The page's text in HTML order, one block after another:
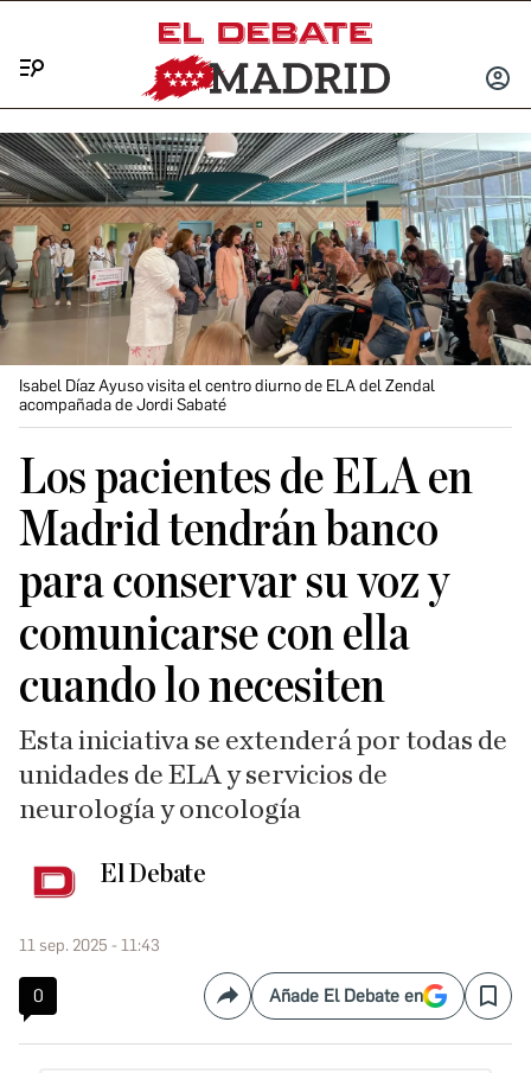
INICIAR
Isabel Díaz Ayuso visita el centro diurno de ELA del Zendal
acompañada de Jordi Sabaté
Los pacientes de ELA en
Madrid tendrán banco
para conservar su voz y
comunicarse con ella
cuando lo necesiten
Esta iniciativa se extenderá por todas de
unidades de ELA y servicios de
neurología y oncología
El Debate
11 sep. 2025 - 11:43
0 CompartirAñade El Debate en Save